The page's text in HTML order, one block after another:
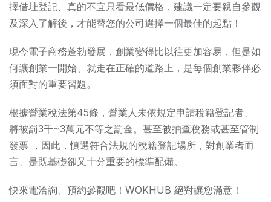
擇借址登記、真的不宜只看最低價格，建議一定要親自參觀
及深入了解後，才能替您的公司選擇一個最佳的起點！
現今電子商務蓬勃發展，創業變得比以往更加容易，但是如
何讓創業一開始、就走在正確的道路上，是每個創業夥伴必
須面對的重要習題。
根據營業稅法第45條，營業人未依規定申請稅籍登記者、
將被罰3千~3萬元不等之罰金。甚至被抽查稅務或甚至管制
發票 ，因此，慎選符合法規的稅籍登記場所，對創業者而
言、是既基礎卻又十分重要的標準配備。
快來電洽詢、預約參觀吧！WOKHUB 絕對讓您滿意！